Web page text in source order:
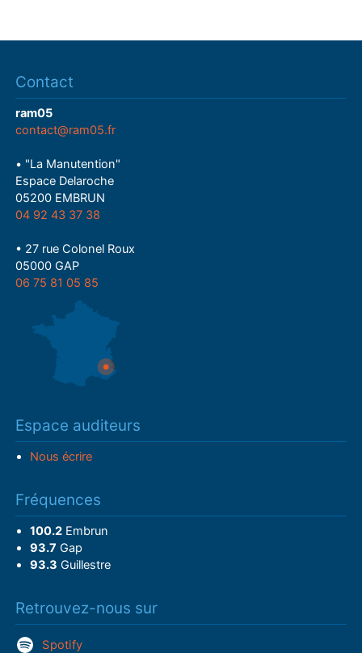
Contact
ram05
contact@ram05.fr
• "La Manutention"
Espace Delaroche
05200 EMBRUN
04 92 43 37 38
• 27 rue Colonel Roux
05000 GAP
06 75 81 05 85
Espace auditeurs
Nous écrire
Fréquences
100.2Embrun
93.7 Gap
93.3 Guillestre
Retrouvez-nous sur
Spotify